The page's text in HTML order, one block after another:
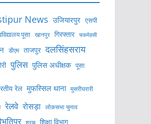
News उजियारपुर एसपी
पूसा खानपुर गिरफ्तार चकमेहसी
डीएम ताजपुर दलसिंहसराय
पुलिस पुलिस अधीक्षक पूसा
रेल मुफस्सिल थाना मुसरीघरारी
रेलवे रोसड़ा लोकसभा चुनाव
शराब शिक्षा विभाग